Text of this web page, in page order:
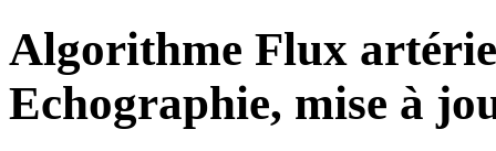
Algorithme Flux
Echographie, mise à